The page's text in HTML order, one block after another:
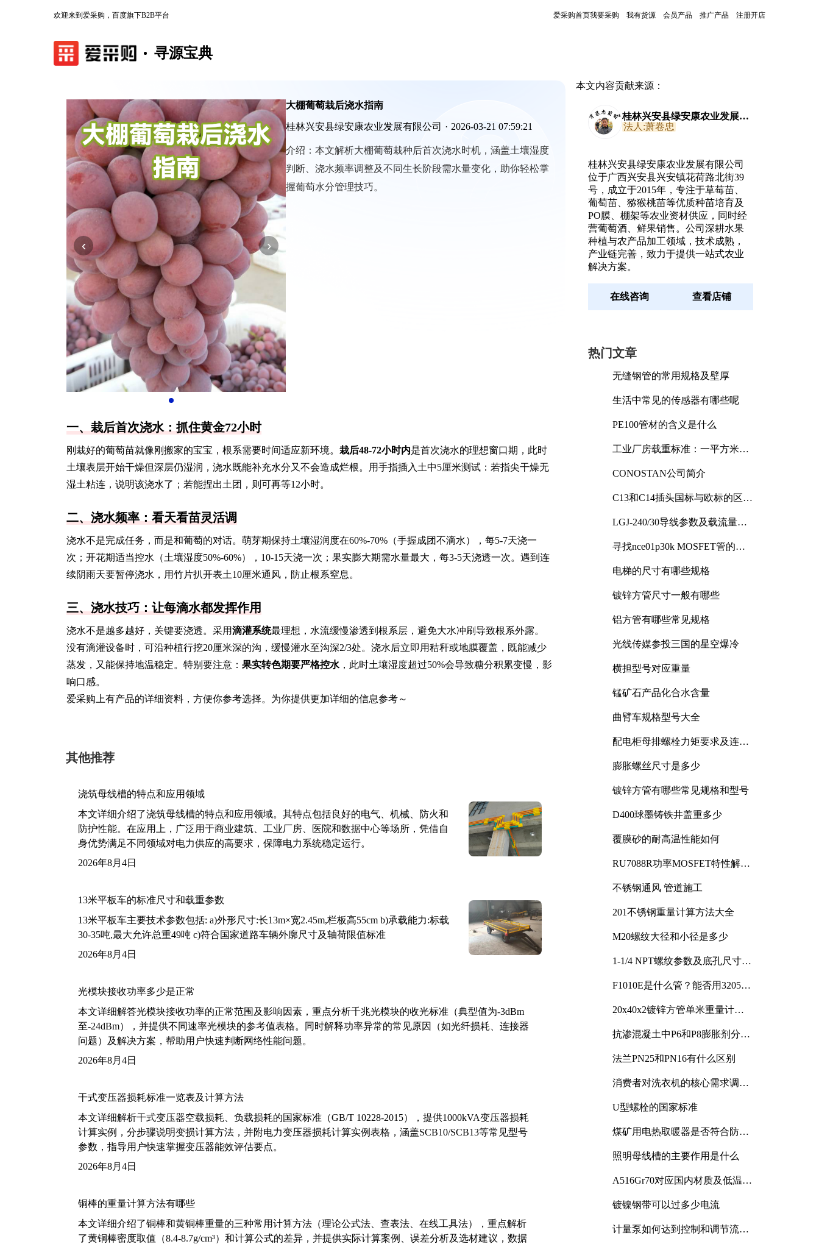
欢迎来到爱采购，百度旗下B2B平台 爱采购首页我要采购 我有货源 会员产品 推广产品 注册开店
寻源宝典
‹ ›
大棚葡萄栽后浇水指南
桂林兴安县绿安康农业发展有限公司 · 2026-03-21 07:59:21
介绍： 本文解析大棚葡萄栽种后首次浇水时机，涵盖土壤湿度
判断、浇水频率调整及不同生长阶段需水量变化，助你轻松掌
握葡萄水分管理技巧。
一、栽后首次浇水：抓住黄金72小时
刚栽好的葡萄苗就像刚搬家的宝宝，根系需要时间适应新环境。 栽后48-72小时内是首次浇水的理想窗口期，此时
土壤表层开始干燥但深层仍湿润，浇水既能补充水分又不会造成烂根。用手指插入土中5厘米测试：若指尖干燥无
湿土粘连，说明该浇水了；若能捏出土团，则可再等12小时。
二、浇水频率：看天看苗灵活调
浇水不是完成任务，而是和葡萄的对话。萌芽期保持土壤湿润度在60%-70%（手握成团不滴水），每5-7天浇一
次；开花期适当控水（土壤湿度50%-60%），10-15天浇一次；果实膨大期需水量最大，每3-5天浇透一次。遇到连
续阴雨天要暂停浇水，用竹片扒开表土10厘米通风，防止根系窒息。
三、浇水技巧：让每滴水都发挥作用
浇水不是越多越好，关键要浇透。采用滴灌系统最理想，水流缓慢渗透到根系层，避免大水冲刷导致根系外露。
没有滴灌设备时，可沿种植行挖20厘米深的沟，缓慢灌水至沟深2/3处。浇水后立即用秸秆或地膜覆盖，既能减少
蒸发，又能保持地温稳定。特别要注意： 果实转色期要严格控水 ，此时土壤湿度超过50%会导致糖分积累变慢，影
响口感。
爱采购上有产品的详细资料，方便你参考选择。为你提供更加详细的信息参考～
其他推荐
浇筑母线槽的特点和应用领域
本文详细介绍了浇筑母线槽的特点和应用领域。其特点包括良好的电气、机械、防火和
防护性能。在应用上，广泛用于商业建筑、工业厂房、医院和数据中心等场所，凭借自
身优势满足不同领域对电力供应的高要求，保障电力系统稳定运行。
2026年8月4日
13米平板车的标准尺寸和载重参数
13米平板车主要技术参数包括: a)外形尺寸:长13m×宽2.45m,栏板高55cm b)承载能力:标载
30-35吨,最大允许总重49吨 c)符合国家道路车辆外廓尺寸及轴荷限值标准
2026年8月4日
光模块接收功率多少是正常
本文详细解答光模块接收功率的正常范围及影响因素，重点分析千兆光模块的收光标准（典型值为-3dBm
至-24dBm），并提供不同速率光模块的参考值表格。同时解释功率异常的常见原因（如光纤损耗、连接器
问题）及解决方案，帮助用户快速判断网络性能问题。
2026年8月4日
干式变压器损耗标准一览表及计算方法
本文详细解析干式变压器空载损耗、负载损耗的国家标准（GB/T 10228-2015），提供1000kVA变压器损耗
计算实例，分步骤说明变损计算方法，并附电力变压器损耗计算实例表格，涵盖SCB10/SCB13等常见型号
参数，指导用户快速掌握变压器能效评估要点。
2026年8月4日
铜棒的重量计算方法有哪些
本文详细介绍了铜棒和黄铜棒重量的三种常用计算方法（理论公式法、查表法、在线工具法），重点解析
了黄铜棒密度取值（8.4-8.7g/cm³）和计算公式的差异，并提供实际计算案例、误差分析及选材建议，数据
本文内容贡献来源：
桂林兴安县绿安康农业发展有
限公司
法人:萧卷忠
桂林兴安县绿安康农业发展有限公司
位于广西兴安县兴安镇花荷路北街39
号，成立于2015年，专注于草莓苗、
葡萄苗、猕猴桃苗等优质种苗培育及
PO膜、棚架等农业资材供应，同时经
营葡萄酒、鲜果销售。公司深耕水果
种植与农产品加工领域，技术成熟，
产业链完善，致力于提供一站式农业
解决方案。
在线咨询 查看店铺
热门文章
无缝钢管的常用规格及壁厚
生活中常见的传感器有哪些呢
PE100管材的含义是什么
工业厂房载重标准：一平方米能
CONOSTAN公司简介
C13和C14插头国标与欧标的区别
LGJ-240/30导线参数及载流量解
寻找nce01p30k MOSFET管的合
电梯的尺寸有哪些规格
镀锌方管尺寸一般有哪些
铝方管有哪些常见规格
光线传媒参投三国的星空爆冷
横担型号对应重量
锰矿石产品化合水含量
曲臂车规格型号大全
配电柜母排螺栓力矩要求及连接
膨胀螺丝尺寸是多少
镀锌方管有哪些常见规格和型号
D400球墨铸铁井盖重多少
覆膜砂的耐高温性能如何
RU7088R功率MOSFET特性解析
不锈钢通风 管道施工
201不锈钢重量计算方法大全
M20螺纹大径和小径是多少
1-1/4 NPT螺纹参数及底孔尺寸详
F1010E是什么管？能否用3205或
20x40x2镀锌方管单米重量计算
抗渗混凝土中P6和P8膨胀剂分别
法兰PN25和PN16有什么区别
消费者对洗衣机的核心需求调研
U型螺栓的国家标准
煤矿用电热取暖器是否符合防爆
照明母线槽的主要作用是什么
A516Gr70对应国内材质及低温冲
镀镍钢带可以过多少电流
计量泵如何达到控制和调节流量